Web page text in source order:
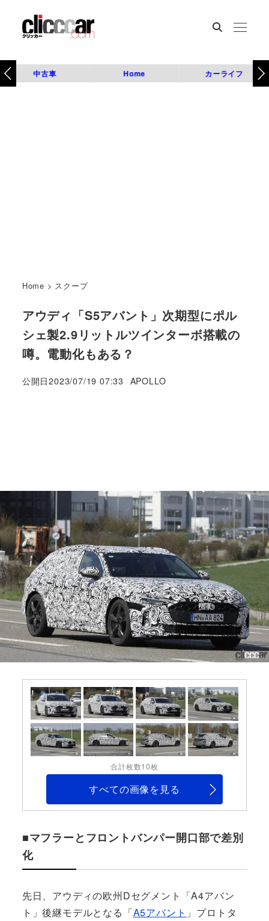
中古車 Home カーライフ
Home > スクープ
アウディ「S5アバント」次期型にポル
シェ製2.9リットルツインターボ搭載の
噂。電動化もある？
公開日2023/07/19 07:33
著
APOLLO
合計枚数10枚
すべての画像を見る
■マフラーとフロントバンパー開口部で差別
化
先日、アウディの欧州Dセグメント「A4アバン
ト」後継モデルとなる「A5アバント 」プロトタ